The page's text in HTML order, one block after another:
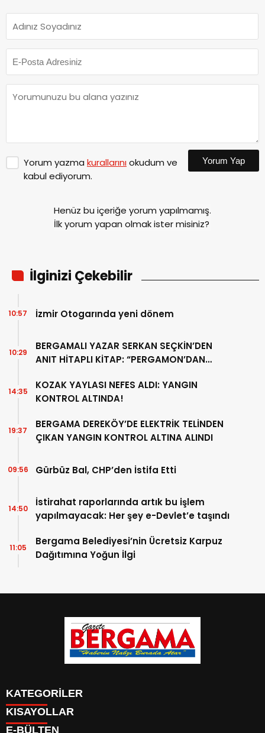
Yorum yazma kurallarınıokudum ve
kabul ediyorum.
Yorum Yap
Henüz bu içeriğe yorum yapılmamış.
İlk yorum yapan olmak ister misiniz?
İlginizi Çekebilir
İzmir Otogarında yeni dönem
10:57
BERGAMALI YAZAR SERKAN SEÇKİN’DEN
ANIT HİTAPLI KİTAP: “PERGAMON’DAN
10:29
KOZAK YAYLASI NEFES ALDI: YANGIN
KONTROL ALTINDA!
14:35
BERGAMA DEREKÖY’DE ELEKTRİK TELİNDEN
ÇIKAN YANGIN KONTROL ALTINA ALINDI
19:37
Gürbüz Bal, CHP’den İstifa Etti
09:56
İstirahat raporlarında artık bu işlem
yapılmayacak: Her şey e-Devlet’e taşındı
14:50
Bergama Belediyesi’nin Ücretsiz Karpuz
Dağıtımına Yoğun İlgi
11:05
KATEGORİLER
CANLI YAYIN
KISAYOLLAR
Menü seçimi yapın. WP-ADMIN → Görünüm → Menüler
E-BÜLTEN